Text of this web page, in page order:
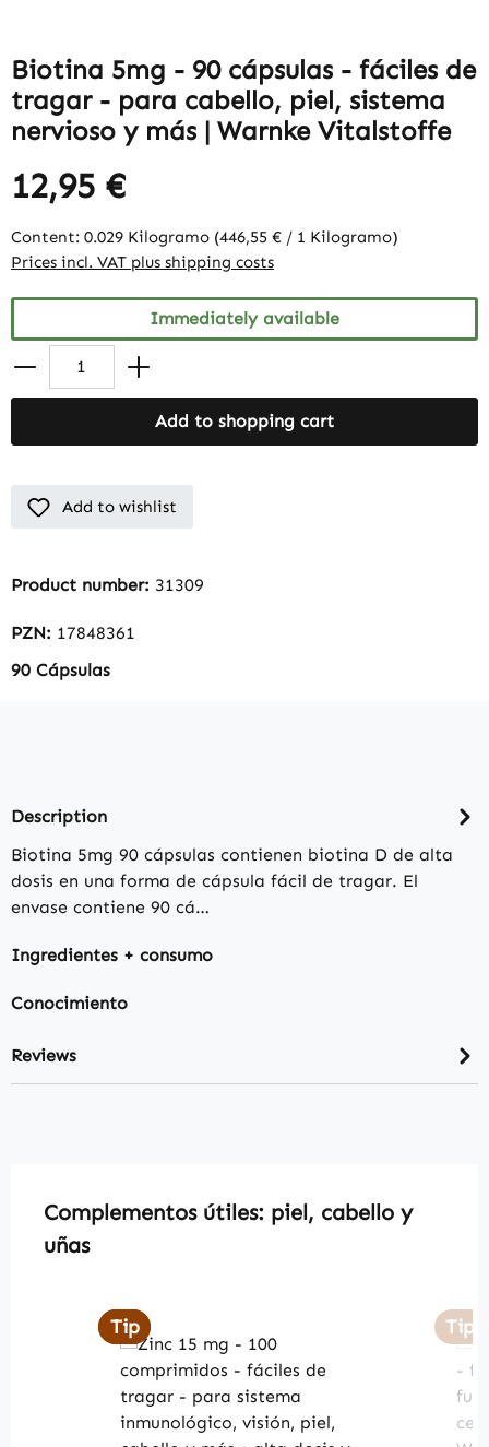
Biotina 5mg - 90 cápsulas - fáciles de
tragar - para cabello, piel, sistema
nervioso y más | Warnke Vitalstoffe
12,95 €
Content: 0.029 Kilogramo (446,55 € / 1 Kilogramo)
Prices incl. VAT plus shipping costs
Immediately available
Add to shopping cart
Add to wishlist
Product number: 31309
PZN: 17848361
90 Cápsulas
Description
Biotina 5mg 90 cápsulas contienen biotina D de alta
dosis en una forma de cápsula fácil de tragar. El
envase contiene 90 cá…
Ingredientes + consumo
Conocimiento
Reviews
Skip product gallery
Complementos útiles: piel, cabello y
uñas
Tip
Tip Tip